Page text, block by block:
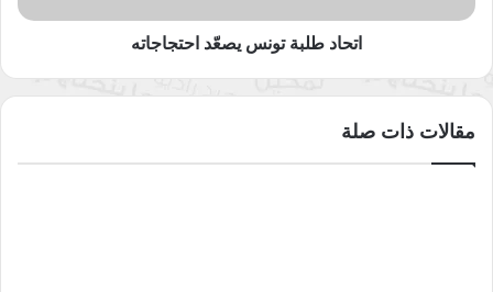
اتحاد طلبة تونس يصعّد احتجاجاته
مقالات ذات صلة